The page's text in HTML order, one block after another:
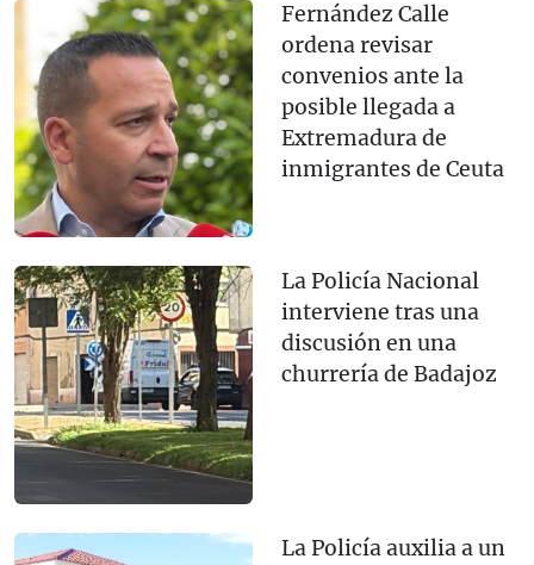
Fernández Calle
ordena revisar
convenios ante la
posible llegada a
Extremadura de
inmigrantes de Ceuta
La Policía Nacional
interviene tras una
discusión en una
churrería de Badajoz
La Policía auxilia a un